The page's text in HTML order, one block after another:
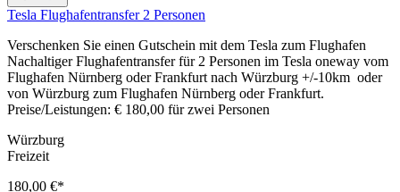
Tesla Flughafentransfer 2 Personen
Verschenken Sie einen Gutschein mit dem Tesla zum Flughafen
Nachaltiger Flughafentransfer für 2 Personen im Tesla oneway vom
Flughafen Nürnberg oder Frankfurt nach Würzburg +/-10km oder
von Würzburg zum Flughafen Nürnberg oder Frankfurt.
Preise/Leistungen: € 180,00 für zwei Personen
Würzburg
Freizeit
180,00 €*